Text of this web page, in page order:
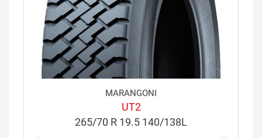
MARANGONI
UT2
265/70 R 19.5 140/138L